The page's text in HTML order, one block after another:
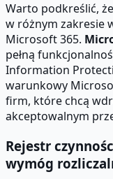
Warto podkreślić,
w różnym zakresie
Microsoft 365.
pełną
Information
warunkowy
firm, które chcą
akceptowalnym
Rejestr
wymóg